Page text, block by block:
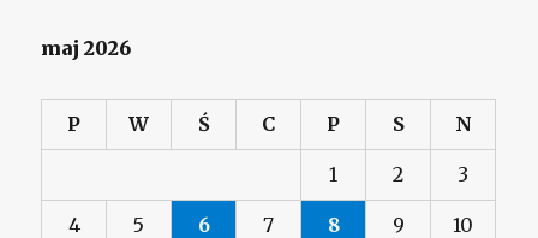
maj 2026
P W Ś C P S N
1 2 3
4 5 6 7 8 9 10